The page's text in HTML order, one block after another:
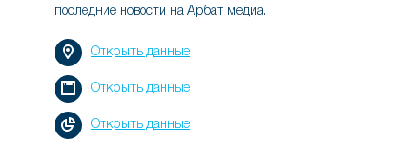
последние новости на Арбат медиа.
Открыть данные
Открыть данные
Открыть данные